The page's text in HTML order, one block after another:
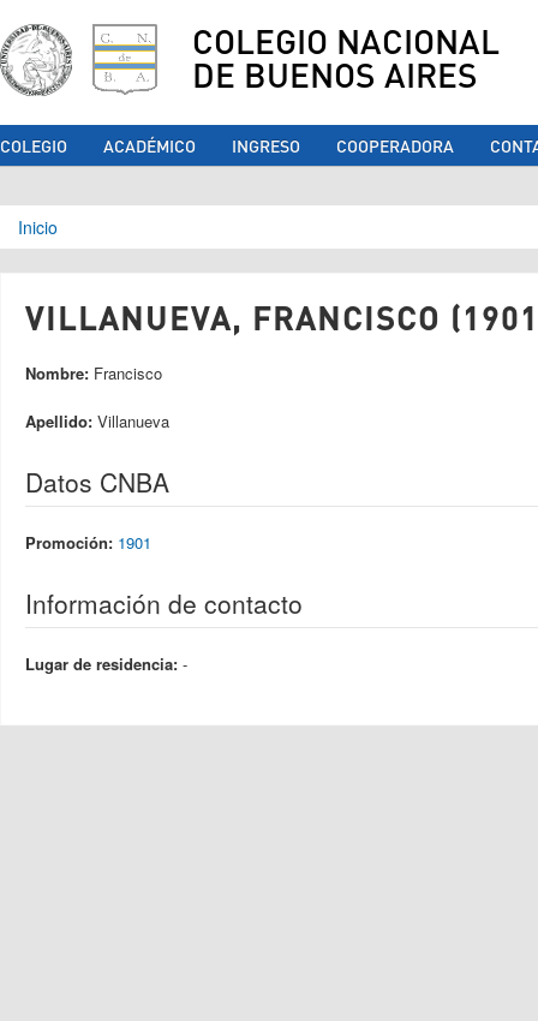
COLEGIO NACIONAL
DE BUENOS AIRES
COLEGIO ACADÉMICO INGRESO COOPERADORA
Se encuentra usted aquí
Inicio
VILLANUEVA, FRANCISCO
Nombre: Francisco
Apellido: Villanueva
Datos CNBA
Promoción: 1901
Información de contacto
Lugar de residencia: -